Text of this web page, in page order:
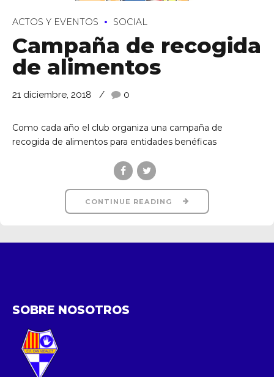
Ll 08950, Barcelona
ACTOS Y EVENTOS SOCIAL
Campaña de recogida
de alimentos
21 diciembre, 2018 0
Como cada año el club organiza una campaña de
recogida de alimentos para entidades benéficas
CONTINUE READING
SOBRE NOSOTROS